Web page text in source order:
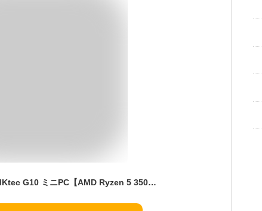
【楽天一位受賞 】GMKtec G10 ミニPC【AMD Ryzen 5 3500U DDR4 16GB 512GB SSD】4C/8T 3.7GHz 64GB 16T拡張可 Windows11 Pro デスクトップPC 8K/4K対応 HD 3画面 LAN *2 WiFi5 Bluetooth5.0 Nucbox みにpc Ryzen 5 N95/N97/N100/4300Uより高性能 mini pc